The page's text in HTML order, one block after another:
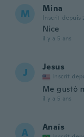
M Mina
Inscrit depuis
Nice
il y a 5 ans
J Jesus
Inscrit
Me gustó
il y a 5 ans
A Anaís